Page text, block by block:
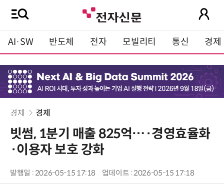
AI·SW 반도체 전자 모빌리티 통신 경제
경제 경제
빗썸, 1분기 매출 825억…·경영효율화
·이용자 보호 강화
발행일 : 2026-05-15 17:18 업데이트 : 2026-05-15 17:18